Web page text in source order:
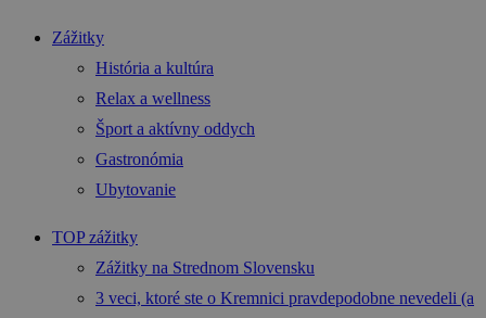
Zážitky
História a kultúra
Relax a wellness
Šport a aktívny oddych
Gastronómia
Ubytovanie
TOP zážitky
Zážitky na Strednom Slovensku
3 veci, ktoré ste o Kremnici pravdepodobne nevedeli (a